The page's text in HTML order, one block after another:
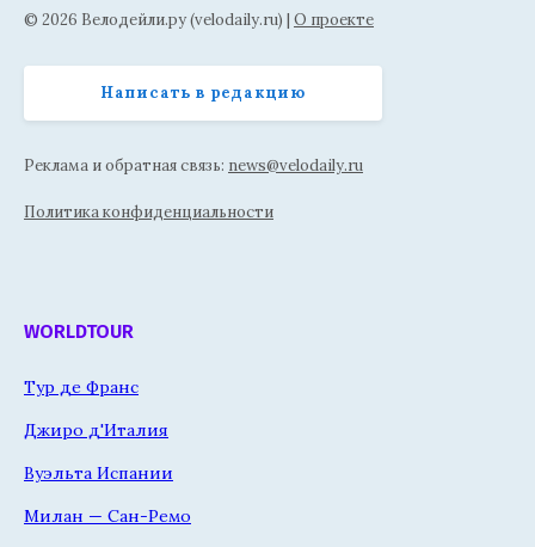
© 2026 Велодейли.ру (velodaily.ru) | О проекте
Написать в редакцию
Реклама и обратная связь: news@velodaily.ru
Политика конфиденциальности
WORLDTOUR
Тур де Франс
Джиро д'Италия
Вуэльта Испании
Милан — Сан-Ремо